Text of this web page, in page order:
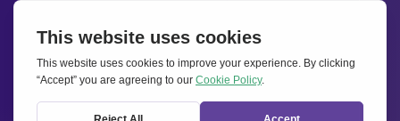
Jetzt spenden
Newsletter